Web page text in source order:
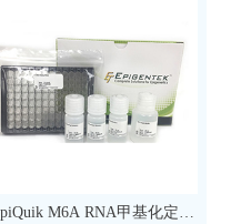
M6A RNA甲基化定量